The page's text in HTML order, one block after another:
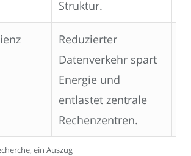
Struktur.
Reduzierter
Datenverkehr spart
Energie und
entlastet zentrale
Rechenzentren.
ein Auszug